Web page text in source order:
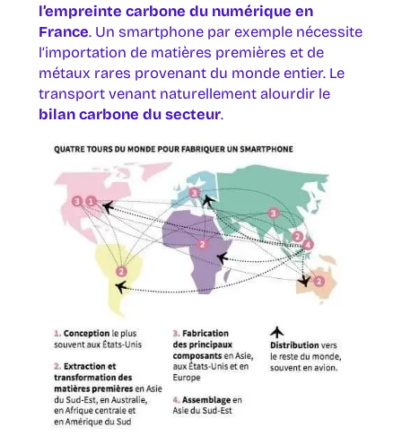
l’empreinte carbone du numérique en
France. Un smartphone par exemple nécessite
l’importation de matières premières et de
métaux rares provenant du monde entier. Le
transport venant naturellement alourdir le
bilan carbone du secteur.